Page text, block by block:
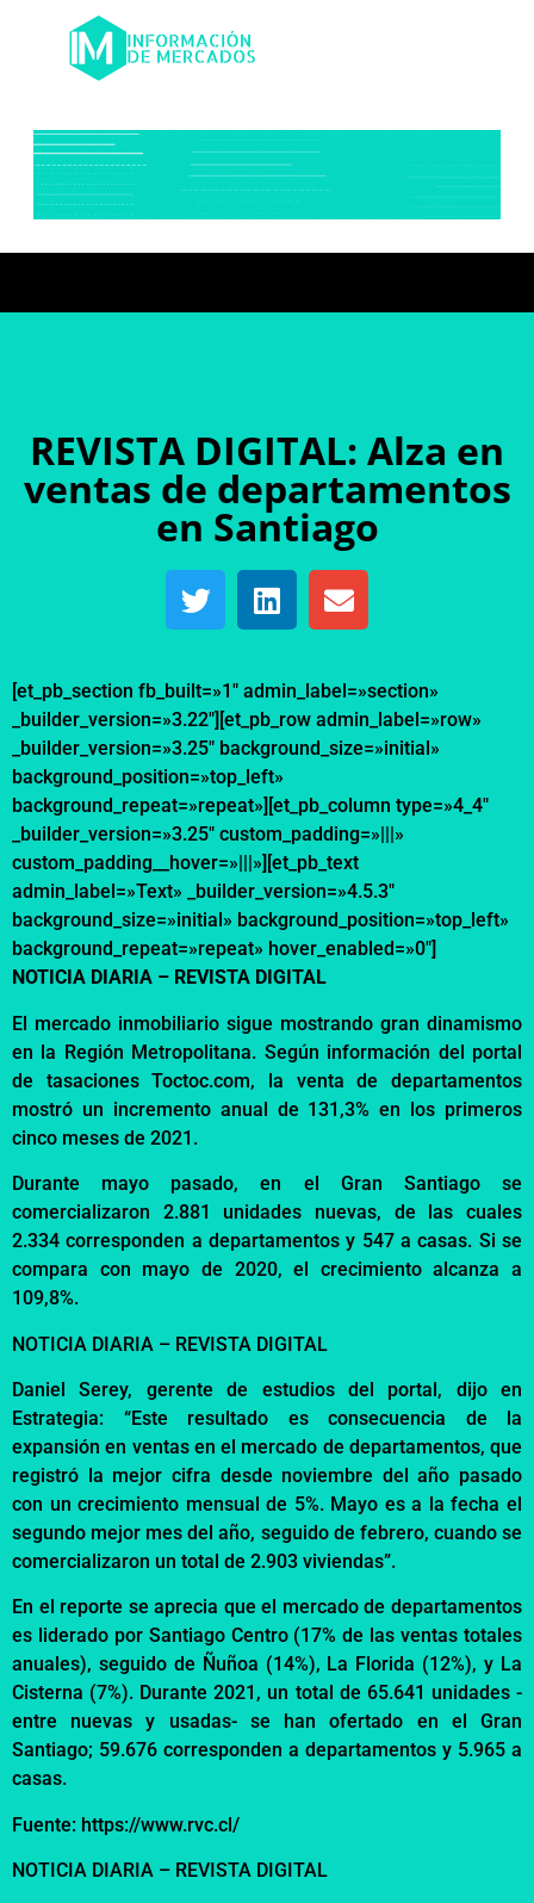
REVISTA DIGITAL: Alza en
ventas de departamentos
en Santiago
[et_pb_section fb_built=»1″ admin_label=»section»
_builder_version=»3.22″][et_pb_row admin_label=»row»
_builder_version=»3.25″ background_size=»initial»
background_position=»top_left»
background_repeat=»repeat»][et_pb_column type=»4_4″
_builder_version=»3.25″ custom_padding=»|||»
custom_padding__hover=»|||»][et_pb_text
admin_label=»Text» _builder_version=»4.5.3″
background_size=»initial» background_position=»top_left»
background_repeat=»repeat» hover_enabled=»0″]
NOTICIA DIARIA – REVISTA DIGITAL
El mercado inmobiliario sigue mostrando gran dinamismo
en la Región Metropolitana. Según información del portal
de tasaciones Toctoc.com, la venta de departamentos
mostró un incremento anual de 131,3% en los primeros
cinco meses de 2021.
Durante mayo pasado, en el Gran Santiago se
comercializaron 2.881 unidades nuevas, de las cuales
2.334 corresponden a departamentos y 547 a casas. Si se
compara con mayo de 2020, el crecimiento alcanza a
109,8%.
NOTICIA DIARIA – REVISTA DIGITAL
Daniel Serey, gerente de estudios del portal, dijo en
Estrategia: “Este resultado es consecuencia de la
expansión en ventas en el mercado de departamentos, que
registró la mejor cifra desde noviembre del año pasado
con un crecimiento mensual de 5%. Mayo es a la fecha el
segundo mejor mes del año, seguido de febrero, cuando se
comercializaron un total de 2.903 viviendas”.
En el reporte se aprecia que el mercado de departamentos
es liderado por Santiago Centro (17% de las ventas totales
anuales), seguido de Ñuñoa (14%), La Florida (12%), y La
Cisterna (7%). Durante 2021, un total de 65.641 unidades -
entre nuevas y usadas- se han ofertado en el Gran
Santiago; 59.676 corresponden a departamentos y 5.965 a
casas.
Fuente: https://www.rvc.cl/
NOTICIA DIARIA – REVISTA DIGITAL